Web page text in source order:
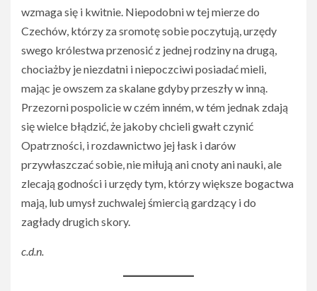
wzmaga się i kwitnie. Niepodobni w tej mierze do
Czechów, którzy za sromotę sobie poczytują, urzędy
swego królestwa przenosić z jednej rodziny na drugą,
chociażby je niezdatni i niepoczciwi posiadać mieli,
mając je owszem za skalane gdyby przeszły w inną.
Przezorni pospolicie w czém inném, w tém jednak zdają
się wielce błądzić, że jakoby chcieli gwałt czynić
Opatrzności, i rozdawnictwo jej łask i darów
przywłaszczać sobie, nie miłują ani cnoty ani nauki, ale
zlecają godności i urzędy tym, którzy większe bogactwa
mają, lub umysł zuchwalej śmiercią gardzący i do
zagłady drugich skory.
c.d.n.